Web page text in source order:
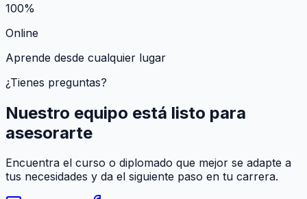
100%
Online
Aprende desde cualquier lugar
¿Tienes preguntas?
Nuestro equipo está listo para
asesorarte
Encuentra el curso o diplomado que mejor se adapte a
tus necesidades y da el siguiente paso en tu carrera.